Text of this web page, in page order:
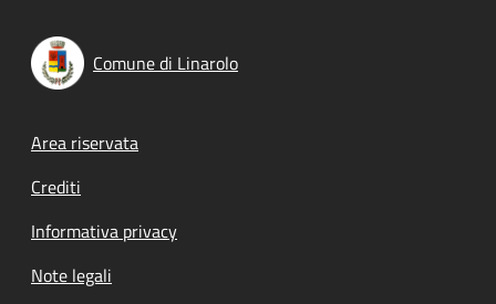
Comune di Linarolo
Footer menu
Area riservata
Crediti
Informativa privacy
Note legali